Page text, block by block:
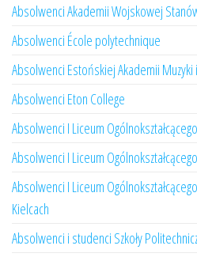
Absolwenci Akademii Wojskowej
Absolwenci École polytechnique
Absolwenci Estońskiej Akademii Muzyki
Absolwenci Eton College
Absolwenci I Liceum
Absolwenci I Liceum
Absolwenci I Liceum
Kielcach
Absolwenci i studenci Szkoły